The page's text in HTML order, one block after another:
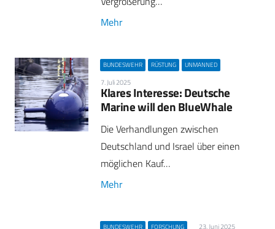
Mehr
BUNDESWEHR RÜSTUNG UNMANNED
7. Juli 2025
Klares Interesse: Deutsche
Marine will den BlueWhale
Die Verhandlungen zwischen
Deutschland und Israel über einen
möglichen Kauf…
Mehr
BUNDESWEHR FORSCHUNG 23. Juni 2025